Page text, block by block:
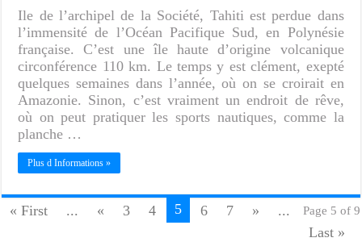
Ile de l’archipel de la Société, Tahiti est perdue dans
l’immensité de l’Océan Pacifique Sud, en Polynésie
française. C’est une île haute d’origine volcanique
circonférence 110 km. Le temps y est clément, exepté
quelques semaines dans l’année, où on se croirait en
Amazonie. Sinon, c’est vraiment un endroit de rêve,
où on peut pratiquer les sports nautiques, comme la
planche …
Plus d Informations »
Page 5 of 9
« First ... « 3 4 5 6 7 »
...
Last »